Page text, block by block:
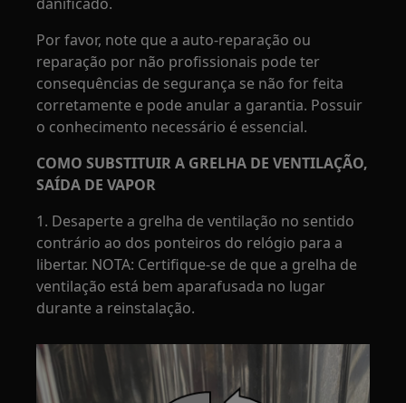
Por favor, note que a auto-reparação ou
reparação por não profissionais pode ter
consequências de segurança se não for feita
corretamente e pode anular a garantia. Possuir
o conhecimento necessário é essencial.
COMO SUBSTITUIR A GRELHA DE VENTILAÇÃO,
SAÍDA DE VAPOR
1. Desaperte a grelha de ventilação no sentido
contrário ao dos ponteiros do relógio para a
libertar. NOTA: Certifique-se de que a grelha de
ventilação está bem aparafusada no lugar
durante a reinstalação.